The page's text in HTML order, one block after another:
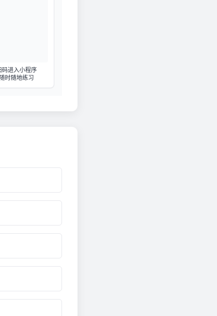
码进入小程序
时随地练习